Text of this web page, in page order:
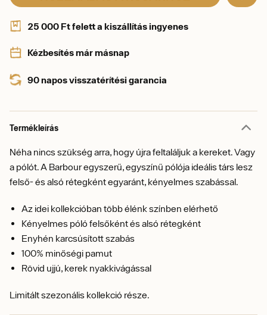
25 000 Ft felett a kiszállítás ingyenes
Kézbesítés már másnap
90 napos visszatérítési garancia
Termékleírás
Néha nincs szükség arra, hogy újra feltaláljuk a kereket. Vagy
a pólót. A Barbour egyszerű, egyszínű pólója ideális társ lesz
felső- és alsó rétegként egyaránt, kényelmes szabással.
Az idei kollekcióban több élénk színben elérhető
Kényelmes póló felsőként és alsó rétegként
Enyhén karcsúsított szabás
100% minőségi pamut
Rövid ujjú, kerek nyakkivágással
Limitált szezonális kollekció része.